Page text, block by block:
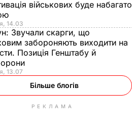
військових буде набагато
14.03
Звучали скарги, що
забороняють виходити на
Позиція Генштабу й
13.07
Більше блогів
РЕКЛАМА